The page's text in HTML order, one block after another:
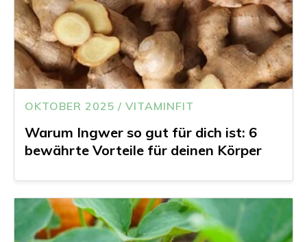
OKTOBER 2025 / VITAMINFIT
Warum Ingwer so gut für dich ist: 6
bewährte Vorteile für deinen Körper